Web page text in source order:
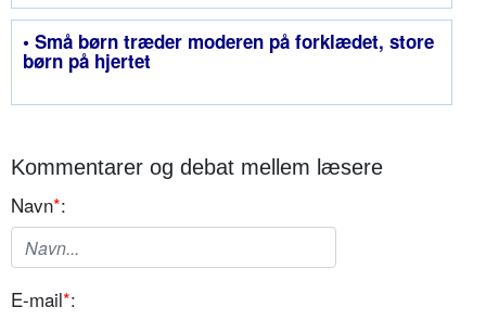
• Små børn træder moderen på forklædet, store
børn på hjertet
Kommentarer og debat mellem læsere
Navn*:
E-mail*: